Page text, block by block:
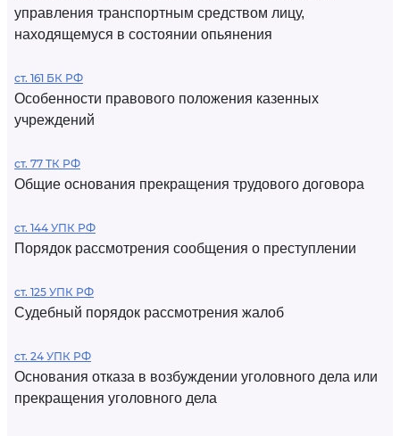
управления транспортным средством лицу,
находящемуся в состоянии опьянения
ст. 161 БК РФ
Особенности правового положения казенных
учреждений
ст. 77 ТК РФ
Общие основания прекращения трудового договора
ст. 144 УПК РФ
Порядок рассмотрения сообщения о преступлении
ст. 125 УПК РФ
Судебный порядок рассмотрения жалоб
ст. 24 УПК РФ
Основания отказа в возбуждении уголовного дела или
прекращения уголовного дела